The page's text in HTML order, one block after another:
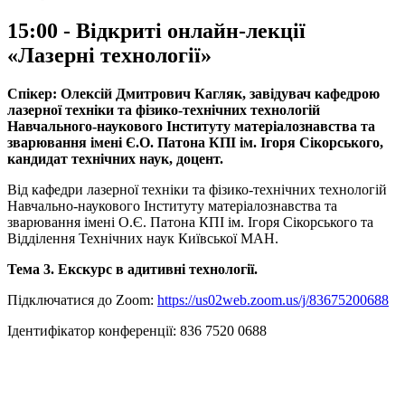
15:00 - Відкриті онлайн-лекції
«Лазерні технології»
Спікер: Олексій Дмитрович Кагляк, завідувач кафедрою
лазерної техніки та фізико-технічних технологій
Навчального-наукового Інституту матеріалознавства та
зварювання імені Є.О. Патона КПІ ім. Ігоря Сікорського,
кандидат технічних наук, доцент.
Від кафедри лазерної техніки та фізико-технічних технологій
Навчально-наукового Інституту матеріалознавства та
зварювання імені О.Є. Патона КПІ ім. Ігоря Сікорського та
Відділення Технічних наук Київської МАН.
Тема 3. Екскурс в адитивні технології.
Підключатися до Zoom: https://us02web.zoom.us/j/83675200688
Ідентифікатор конференції: 836 7520 0688